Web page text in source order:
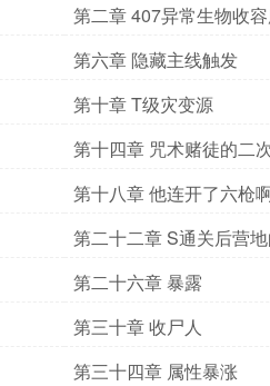
第二章 407异常生物收
第六章 隐藏主线触发
第十章 T级灾变源
第十四章 咒术赌徒的二
第十八章 他连开了六枪
第二十二章 S通关后营
第二十六章 暴露
第三十章 收尸人
第三十四章 属性暴涨